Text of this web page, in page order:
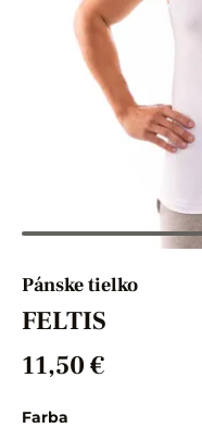
Pánske tielko
FELTIS
11,50 €
Farba